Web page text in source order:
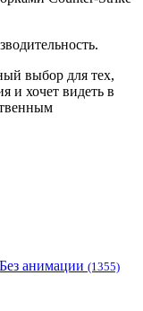
выбор для тех,
и хочет видеть в
Без анимации (1355)